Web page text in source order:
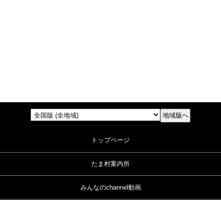
トップページ
たま村案内所
みんなのchannel動画